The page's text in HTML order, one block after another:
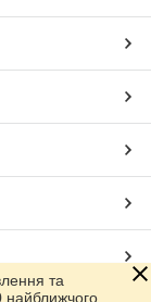
та
найближчого